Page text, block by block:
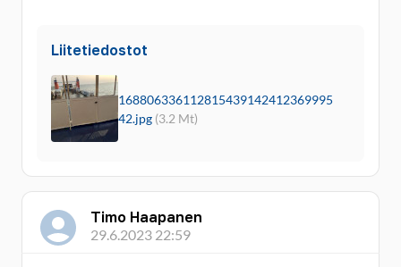
Liitetiedostot
168806336112815439142412369995
42.jpg (3.2 Mt)
Timo Haapanen
29.6.2023 22:59